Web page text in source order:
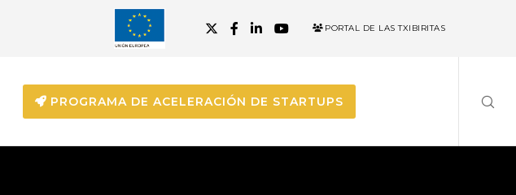
PORTAL DE LAS TXIBIRITAS
PROGRAMA DE ACELERACIÓN DE STARTUPS